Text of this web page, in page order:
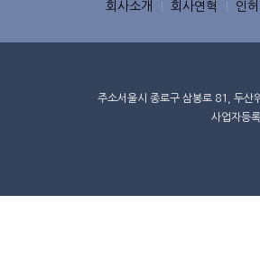
회사소개 회사연혁 인
주소서울시 종로구 삼봉로 81, 두
사업자등